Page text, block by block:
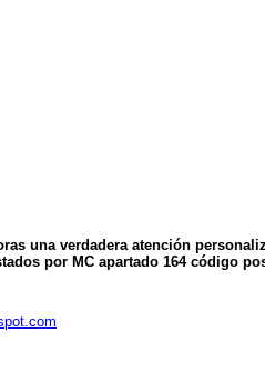
una verdadera atención
por MC apartado 164 código